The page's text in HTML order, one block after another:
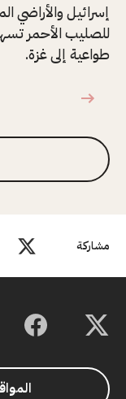
مشاركة
إسرائيل والأراضي
طواعية إلى غزة.